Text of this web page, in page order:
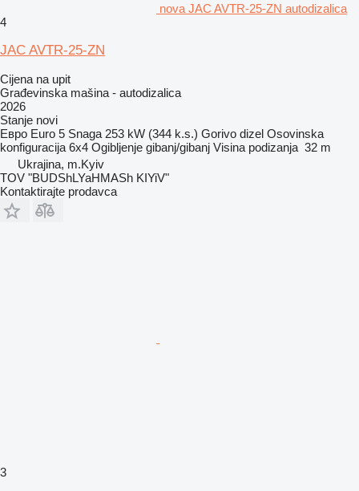
nova JAC AVTR-25-ZN autodizalica
4
JAC AVTR-25-ZN
Cijena na upit
Građevinska mašina - autodizalica
2026
Stanje novi
Евро Euro 5 Snaga 253 kW (344 k.s.) Gorivo dizel Osovinska
konfiguracija 6x4 Ogibljenje gibanj/gibanj Visina podizanja 32 m
Ukrajina, m.Kyiv
TOV "BUDShLYaHMASh KIYiV"
Kontaktirajte prodavca
3